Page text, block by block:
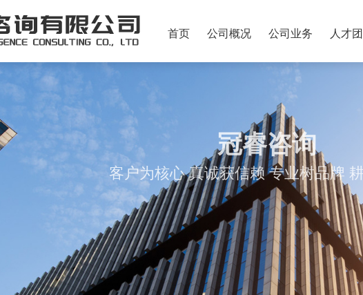
首页 公司概况 公司业务 人才
冠睿咨询
客户为核心 真诚获信赖 专业树品牌